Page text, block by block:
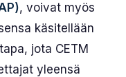
, voivat myös
käsitellään
jota CETM
yleensä